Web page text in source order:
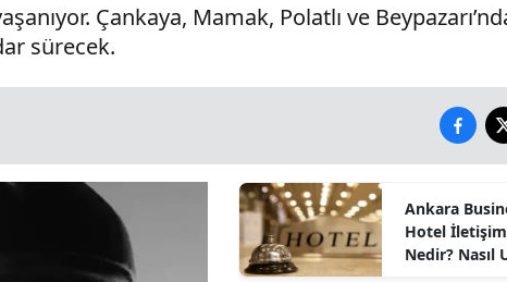
Çankaya, Mamak, Polatlı ve
sürecek.
Ankara
Hotel
Nedir? Nasıl